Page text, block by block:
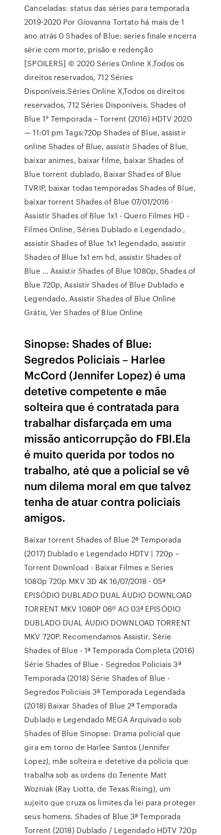
Canceladas: status das séries para temporada
2019-2020 Por Giovanna Tortato há mais de 1
ano atrás 0 Shades of Blue: series finale encerra
série com morte, prisão e redenção
[SPOILERS] © 2020 Séries Online X,Todos os
direitos reservados, 712 Séries
Disponíveis.Séries Online X,Todos os direitos
reservados, 712 Séries Disponíveis. Shades of
Blue 1° Temporada – Torrent (2016) HDTV 2020
— 11:01 pm Tags:720p Shades of Blue, assistir
online Shades of Blue, assistir Shades of Blue,
baixar animes, baixar filme, baixar Shades of
Blue torrent dublado, Baixar Shades of Blue
TVRIP, baixar todas temporadas Shades of Blue,
baixar torrent Shades of Blue 07/01/2016 ·
Assistir Shades of Blue 1x1 - Quero Filmes HD -
Filmes Online, Séries Dublado e Legendado ,
assistir Shades of Blue 1x1 legendado, assistir
Shades of Blue 1x1 em hd, assistir Shades of
Blue … Assistir Shades of Blue 1080p, Shades of
Blue 720p, Assistir Shades of Blue Dublado e
Legendado, Assistir Shades of Blue Online
Grátis, Ver Shades of Blue Online
Sinopse: Shades of Blue:
Segredos Policiais – Harlee
McCord (Jennifer Lopez) é uma
detetive competente e mãe
solteira que é contratada para
trabalhar disfarçada em uma
missão anticorrupção do FBI.Ela
é muito querida por todos no
trabalho, até que a policial se vê
num dilema moral em que talvez
tenha de atuar contra policiais
amigos.
Baixar torrent Shades of Blue 2ª Temporada
(2017) Dublado e Legendado HDTV | 720p –
Torrent Download - Baixar Filmes e Series
1080p 720p MKV 3D 4K 16/07/2018 · 05ª
EPISÓDIO DUBLADO DUAL ÁUDIO DOWNLOAD
TORRENT MKV 1080P 06º AO 03ª EPISÓDIO
DUBLADO DUAL ÁUDIO DOWNLOAD TORRENT
MKV 720P. Recomendamos Assistir. Série
Shades of Blue - 1ª Temporada Completa (2016)
Série Shades of Blue - Segredos Policiais 3ª
Temporada (2018) Série Shades of Blue -
Segredos Policiais 3ª Temporada Legendada
(2018) Baixar Shades of Blue 2ª Temporada
Dublado e Legendado MEGA Arquivado sob
Shades of Blue Sinopse: Drama policial que
gira em torno de Harlee Santos (Jennifer
Lopez), mãe solteira e detetive da polícia que
trabalha sob as ordens do Tenente Matt
Wozniak (Ray Liotta, de Texas Rising), um
sujeito que cruza os limites da lei para proteger
seus homens. Shades of Blue 3ª Temporada
Torrent (2018) Dublado / Legendado HDTV 720p